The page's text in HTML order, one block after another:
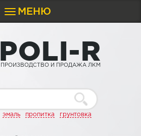
Toggle
navigation
МЕНЮ
POLI-R
ПРОИЗВОДСТВО И ПРОДАЖА ЛКМ
эмаль пропитка грунтовка